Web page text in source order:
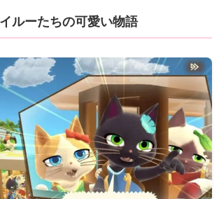
ルーたちの可愛い物語